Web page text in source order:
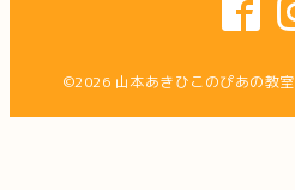
©2026 山本あきひこのぴあの教室